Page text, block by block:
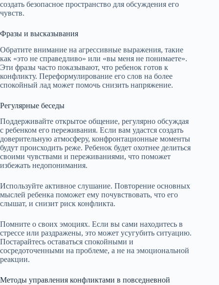
создать безопасное пространство для обсуждения его
чувств.
Фразы и высказывания
Обратите внимание на агрессивные выражения, такие
как «это не справедливо» или «вы меня не понимаете».
Эти фразы часто показывают, что ребенок готов к
конфликту. Переформулирование его слов на более
спокойный лад может помочь снизить напряжение.
Регулярные беседы
Поддерживайте открытое общение, регулярно обсуждая
с ребенком его переживания. Если вам удастся создать
доверительную атмосферу, конфронтационные моменты
будут происходить реже. Ребенок будет охотнее делиться
своими чувствами и переживаниями, что поможет
избежать недопонимания.
Используйте активное слушание. Повторение основных
мыслей ребенка поможет ему почувствовать, что его
слышат, и снизит риск конфликта.
Помните о своих эмоциях. Если вы сами находитесь в
стрессе или раздражены, это может усугубить ситуацию.
Постарайтесь оставаться спокойными и
сосредоточенными на проблеме, а не на эмоциональной
реакции.
Методы управления конфликтами в повседневной